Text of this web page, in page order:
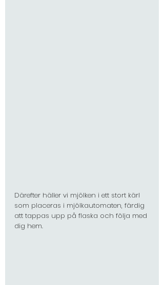
Därefter häller vi mjölken i ett stort kärl
som placeras i mjölkautomaten, färdig
att tappas upp på flaska och följa med
dig hem.